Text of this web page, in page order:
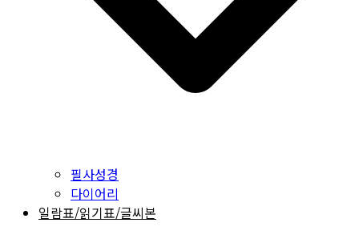
필사성경
다이어리
일람표/읽기표/글씨본